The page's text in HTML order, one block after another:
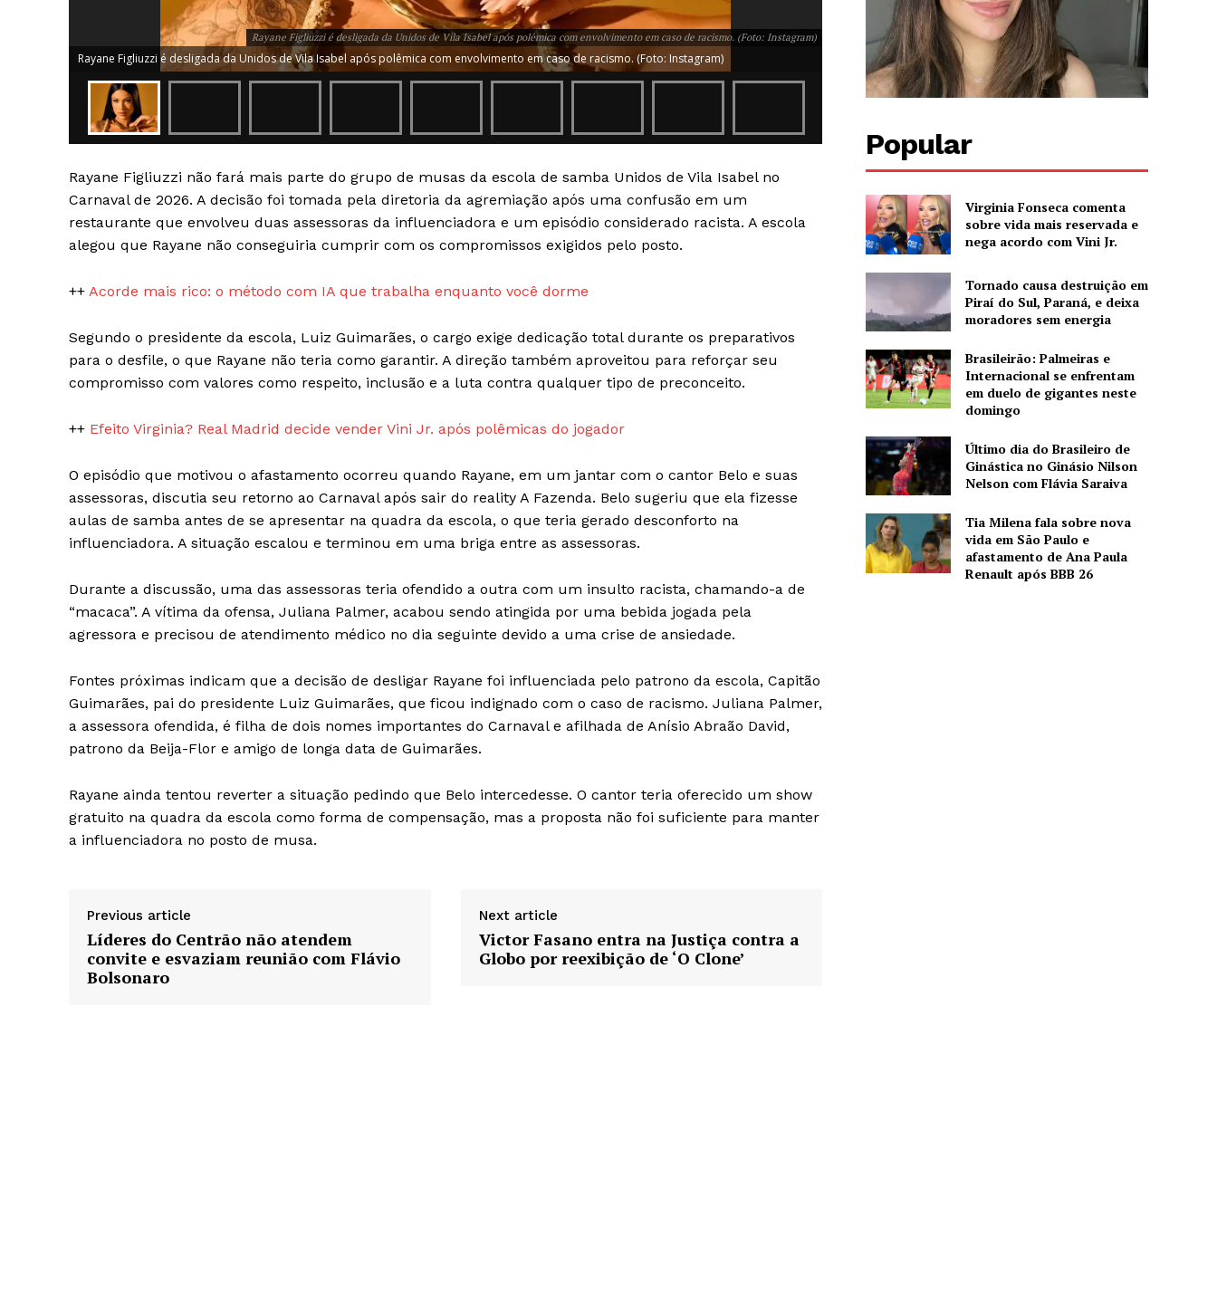
SAIBA MAIS
Sobre Nós
Anuncie
Contato
Termos de Serviços
Rayane Figliuzzi é desligada da Unidos de Vila Isabel após polêmica com envolvimento em caso de racismo. (Foto: Instagram)
Rayane Figliuzzi é desligada da Unidos de Vila Isabel após polêmica com envolvimento em caso de racismo. (Foto: Instagram)
Rayane se surpreende com parceria de Belo e Viviane em
Rayane se surpreende com parceria de Belo e Viviane em novela, mas
Rayane Figliuzzi não fará mais parte do grupo de musas da escola de samba Unidos de Vila Isabel no
Carnaval de 2026. A decisão foi tomada pela diretoria da agremiação após uma confusão em um
restaurante que envolveu duas assessoras da influenciadora e um episódio considerado racista. A escola
alegou que Rayane não conseguiria cumprir com os compromissos exigidos pelo posto.
++ Acorde mais rico: o método com IA que trabalha enquanto você dorme
Segundo o presidente da escola, Luiz Guimarães, o cargo exige dedicação total durante os preparativos
para o desfile, o que Rayane não teria como garantir. A direção também aproveitou para reforçar seu
compromisso com valores como respeito, inclusão e a luta contra qualquer tipo de preconceito.
++ Efeito Virginia? Real Madrid decide vender Vini Jr. após polêmicas do jogador
O episódio que motivou o afastamento ocorreu quando Rayane, em um jantar com o cantor Belo e suas
assessoras, discutia seu retorno ao Carnaval após sair do reality A Fazenda. Belo sugeriu que ela fizesse
aulas de samba antes de se apresentar na quadra da escola, o que teria gerado desconforto na
influenciadora. A situação escalou e terminou em uma briga entre as assessoras.
Durante a discussão, uma das assessoras teria ofendido a outra com um insulto racista, chamando-a de
“macaca”. A vítima da ofensa, Juliana Palmer, acabou sendo atingida por uma bebida jogada pela
agressora e precisou de atendimento médico no dia seguinte devido a uma crise de ansiedade.
Fontes próximas indicam que a decisão de desligar Rayane foi influenciada pelo patrono da escola, Capitão
Guimarães, pai do presidente Luiz Guimarães, que ficou indignado com o caso de racismo. Juliana Palmer,
a assessora ofendida, é filha de dois nomes importantes do Carnaval e afilhada de Anísio Abraão David,
patrono da Beija-Flor e amigo de longa data de Guimarães.
Rayane ainda tentou reverter a situação pedindo que Belo intercedesse. O cantor teria oferecido um show
gratuito na quadra da escola como forma de compensação, mas a proposta não foi suficiente para manter
a influenciadora no posto de musa.
Previous article
Líderes do Centrão não atendem
convite e esvaziam reunião com Flávio
Bolsonaro
Next article
Victor Fasano entra na Justiça contra a
Globo por reexibição de ‘O Clone’
Popular
Virginia Fonseca comenta
sobre vida mais reservada e
nega acordo com Vini Jr.
Tornado causa destruição em
Piraí do Sul, Paraná, e deixa
moradores sem energia
Brasileirão: Palmeiras e
Internacional se enfrentam
em duelo de gigantes neste
domingo
Último dia do Brasileiro de
Ginástica no Ginásio Nilson
Nelson com Flávia Saraiva
Tia Milena fala sobre nova
vida em São Paulo e
afastamento de Ana Paula
Renault após BBB 26